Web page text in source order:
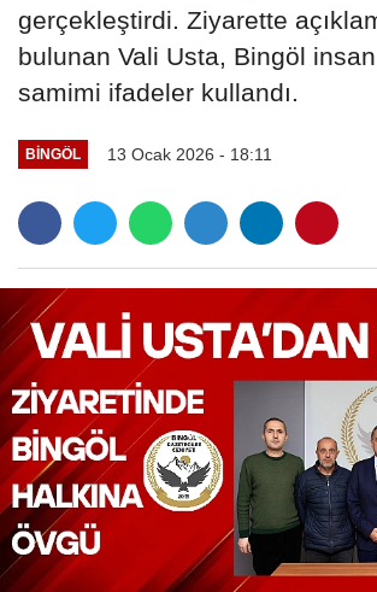
gerçekleştirdi. Ziyarette
bulunan Vali Usta, Bingöl
samimi ifadeler kullandı.
BINGÖL 13 Ocak 2026 - 18:11